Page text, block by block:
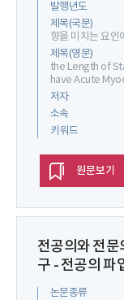
발행년도
제목(국문)
향을 미치는 요인
제목(영문)
the Length of
have Acute
저자
소속
키워드
원문보기
전공의와 전문
구 - 전공의 파
논문종류